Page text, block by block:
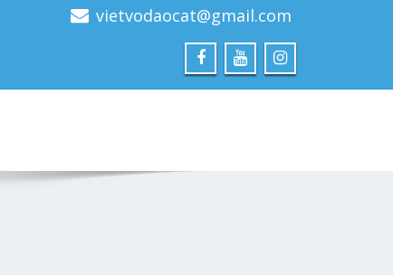
vietvodaocat@gmail.com